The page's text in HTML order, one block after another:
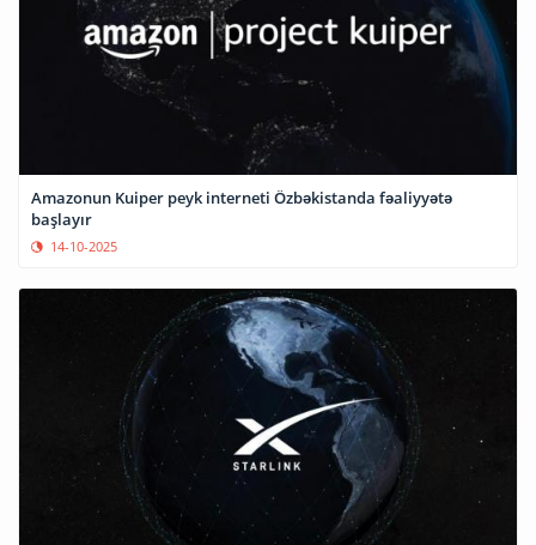
Amazonun Kuiper peyk interneti Özbəkistanda fəaliyyətə
başlayır
14-10-2025